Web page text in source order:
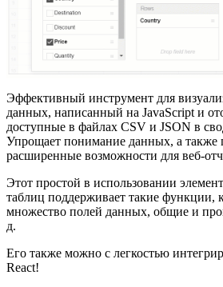
Эффективный инструмент для
данных, написанный на JavaScript и
доступные в файлах CSV и JSON в
Упрощает понимание данных, а также
расширенные возможности для веб-
Этот простой в использовании
таблиц поддерживает такие функции,
множество полей данных, общие и
д.
Его также можно с легкостью
React!